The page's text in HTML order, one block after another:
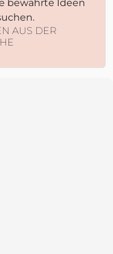
bewährte Ideen
AUS DER